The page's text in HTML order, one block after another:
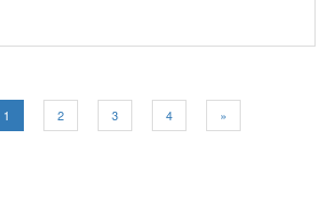
1 2 3 4 »